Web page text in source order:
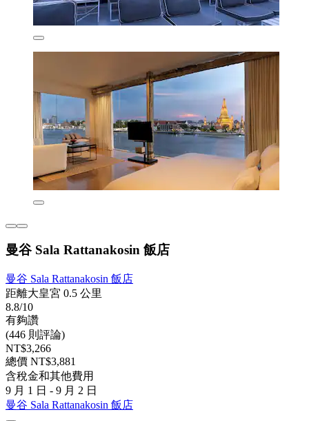
曼谷 Sala Rattanakosin 飯店
曼谷 Sala Rattanakosin 飯店
距離大皇宮 0.5 公里
8.8/10
有夠讚
(446 則評論)
NT$3,266
總價 NT$3,881
含稅金和其他費用
9 月 1 日 - 9 月 2 日
曼谷 Sala Rattanakosin 飯店